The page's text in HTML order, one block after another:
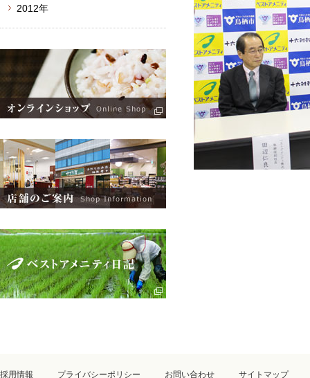
2012年
採用情報 プライバシーポリシー お問い合わせ サイトマップ